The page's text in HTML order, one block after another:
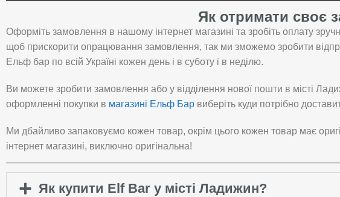
Як отримати своє
Оформіть замовлення в нашому інтернет магазині та зробіть оплату
щоб прискорити опрацювання замовлення, так ми зможемо зробити
Ельф бар по всій Україні кожен день і в суботу і в неділю.
Ви можете зробити замовлення або у відділення нової пошти в місті
оформленні покупки в магазині Ельф Бар виберіть куди потрібно
Ми дбайливо запаковуємо кожен товар, окрім цього кожен товар має
інтернет магазині, виключно оригінальна!
Як купити Elf Bar у місті Ладижин?